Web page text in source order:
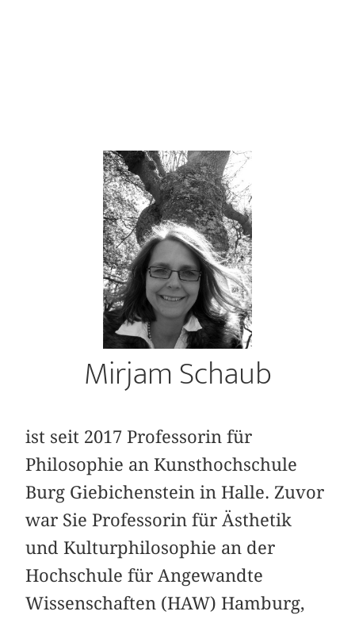
Mirjam Schaub
ist seit 2017 Professorin für
Philosophie an Kunsthochschule
Burg Giebichenstein in Halle. Zuvor
war Sie Professorin für Ästhetik
und Kulturphilosophie an der
Hochschule für Angewandte
Wissenschaften (HAW) Hamburg,